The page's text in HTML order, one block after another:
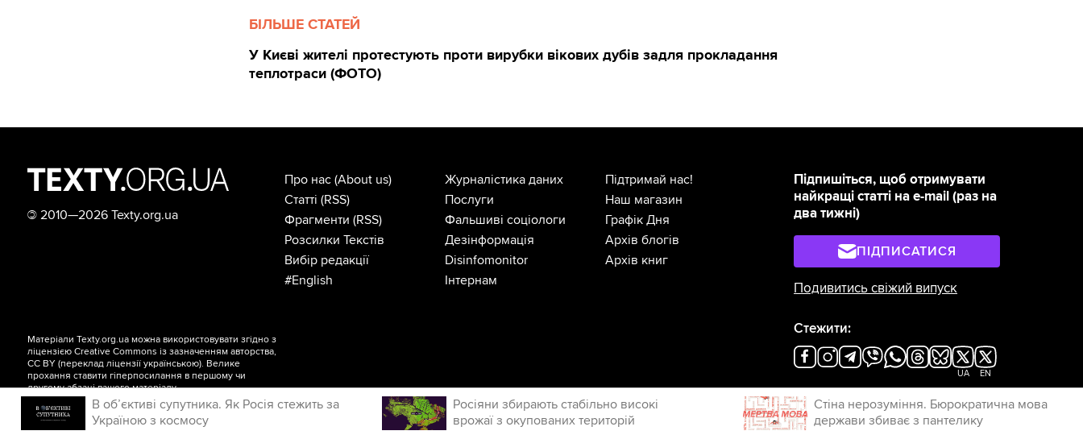
БІЛЬШЕ СТАТЕЙ
У Києві жителі протестують проти вирубки вікових дубів задля прокладання
теплотраси (ФОТО)
В об’єктиві супутника. Як Росія стежить за
Україною з космосу
Росіяни збирають стабільно високі
врожаї з окупованих територій
Стіна нерозуміння. Бюрократична мова
держави збиває з пантелику
×
© 2010—2026 Texty.org.ua
Підпишіться, щоб отримувати
найкращі статті на e-mail (раз на
два тижні)
ПІДПИСАТИСЯ
Подивитись свіжий випуск
Стежити:
UA EN
Про нас (About us)
Статті (RSS)
Фрагменти (RSS)
Розсилки Текстів
Вибір редакції
#English
Журналістика даних
Послуги
Фальшиві соціологи
Дезінформація
Disinfomonitor
Інтернам
Підтримай нас!
Наш магазин
Графік Дня
Архів блогів
Архів книг
Матеріали Texty.org.ua можна використовувати згідно з
ліцензієюCreative Commons із зазначенням авторства,
CC BY (переклад ліцензіїукраїнською). Велике
прохання ставити гіперпосилання в першому чи
другому абзаці вашого матеріалу.